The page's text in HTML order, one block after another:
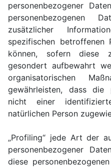
personenbezogener
personenbezogenen
zusätzlicher
spezifischen betroffenen
können, sofern diese
gesondert aufbewahrt
organisatorischen
gewährleisten, dass die
nicht einer
natürlichen Person
„Profiling“ jede Art der
personenbezogener
diese